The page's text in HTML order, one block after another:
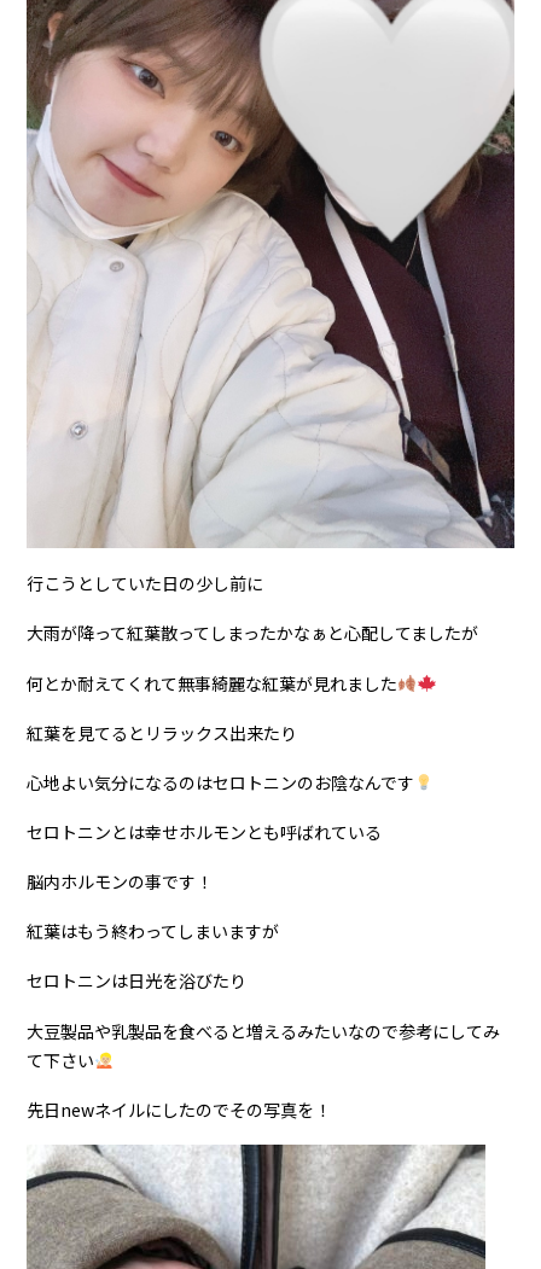
行こうとしていた日の少し前に
大雨が降って紅葉散ってしまったかなぁと心配してましたが
何とか耐えてくれて無事綺麗な紅葉が見れました
紅葉を見てるとリラックス出来たり
心地よい気分になるのはセロトニンのお陰なんです
セロトニンとは幸せホルモンとも呼ばれている
脳内ホルモンの事です！
紅葉はもう終わってしまいますが
セロトニンは日光を浴びたり
大豆製品や乳製品を食べると増えるみたいなので参考にしてみ
て下さい
先日newネイルにしたのでその写真を！